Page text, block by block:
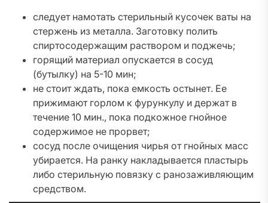
следует намотать стерильный кусочек ваты на
стержень из металла. Заготовку полить
спиртосодержащим раствором и поджечь;
горящий материал опускается в сосуд
(бутылку) на 5-10 мин;
не стоит ждать, пока емкость остынет. Ее
прижимают горлом к фурункулу и держат в
течение 10 мин., пока подкожное гнойное
содержимое не прорвет;
сосуд после очищения чирья от гнойных масс
убирается. На ранку накладывается пластырь
либо стерильную повязку с ранозаживляющим
средством.